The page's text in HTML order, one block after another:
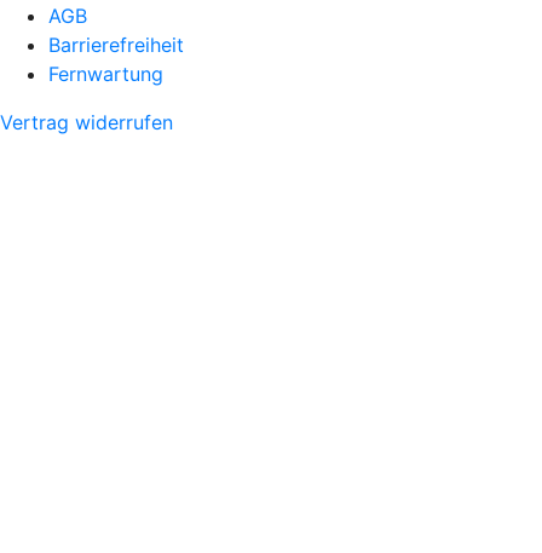
AGB
Barrierefreiheit
Fernwartung
Vertrag widerrufen